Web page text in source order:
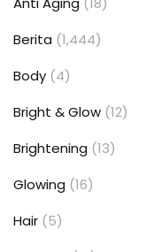
Berita (1,444)
Body (4)
Bright & Glow (12)
Brightening (13)
Glowing (16)
Hair (5)